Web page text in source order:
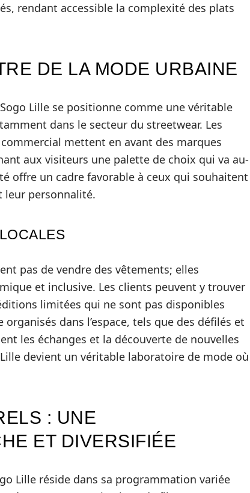
rendant accessible la complexité des plats
DE LA MODE URBAINE
Lille se positionne comme une véritable
dans le secteur du streetwear. Les
mettent en avant des marques
aux visiteurs une palette de choix qui va au-
offre un cadre favorable à ceux qui souhaitent
leur personnalité.
pas de vendre des vêtements; elles
et inclusive. Les clients peuvent y trouver
limitées qui ne sont pas disponibles
dans l’espace, tels que des défilés et
les échanges et la découverte de nouvelles
devient un véritable laboratoire de mode où
: UNE
ET DIVERSIFIÉE
Lille réside dans sa programmation variée